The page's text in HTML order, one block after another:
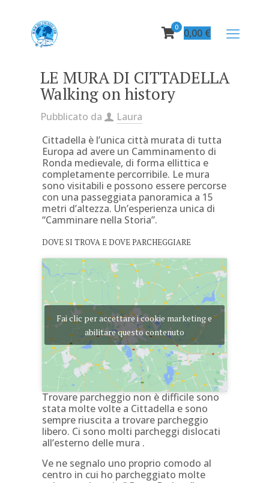
0 0,00 €
LE MURA DI CITTADELLA
Walking on history
Pubblicato da
Laura
Cittadella è l’unica città murata di tutta
Europa ad avere un Camminamento di
Ronda medievale, di forma ellittica e
completamente percorribile. Le mura
sono visitabili e possono essere percorse
con una passeggiata panoramica a 15
metri d’altezza. Un’esperienza unica di
“Camminare nella Storia”.
DOVE SI TROVA E DOVE PARCHEGGIARE
Fai clic per accettare i cookie marketing e
abilitare questo contenuto
Trovare parcheggio non è difficile sono
stata molte volte a Cittadella e sono
sempre riuscita a trovare parcheggio
libero. Ci sono molti parcheggi dislocati
all’esterno delle mura .
Ve ne segnalo uno proprio comodo al
centro in cui ho parcheggiato molte